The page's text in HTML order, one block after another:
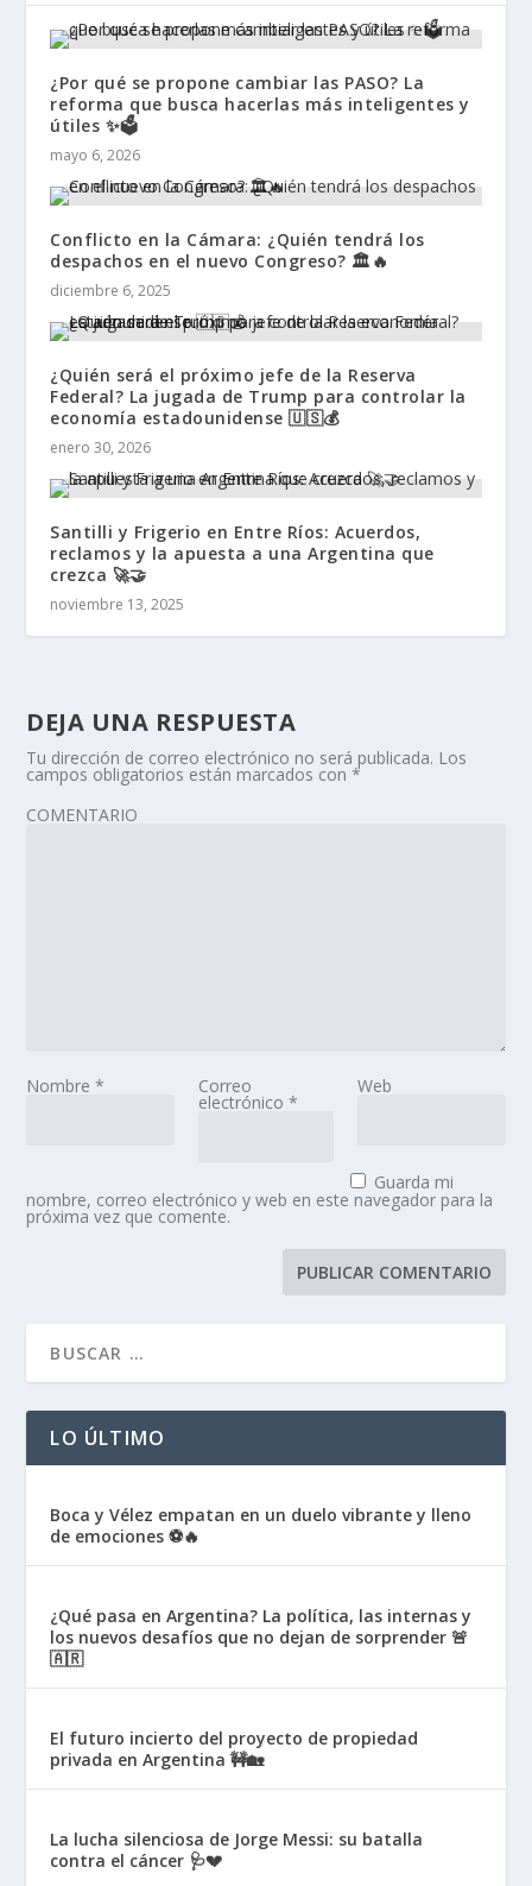
¿Por qué se propone cambiar las PASO? La
reforma que busca hacerlas más inteligentes y
útiles ✨🗳️
mayo 6, 2026
Conflicto en la Cámara: ¿Quién tendrá los
despachos en el nuevo Congreso? 🏛️🔥
diciembre 6, 2025
¿Quién será el próximo jefe de la Reserva
Federal? La jugada de Trump para controlar la
economía estadounidense 🇺🇸💰
enero 30, 2026
Santilli y Frigerio en Entre Ríos: Acuerdos,
reclamos y la apuesta a una Argentina que
crezca 🚀🤝
noviembre 13, 2025
DEJA UNA RESPUESTA
Tu dirección de correo electrónico no será publicada. Los
campos obligatorios están marcados con*
COMENTARIO
Nombre* Correo
electrónico *
Web
Guarda mi
nombre, correo electrónico y web en este navegador para la
próxima vez que comente.
LO ÚLTIMO
Boca y Vélez empatan en un duelo vibrante y lleno
de emociones ⚽🔥
¿Qué pasa en Argentina? La política, las internas y
los nuevos desafíos que no dejan de sorprender 🚨
🇦🇷
El futuro incierto del proyecto de propiedad
privada en Argentina 🚧🏡
La lucha silenciosa de Jorge Messi: su batalla
contra el cáncer 🩺💔